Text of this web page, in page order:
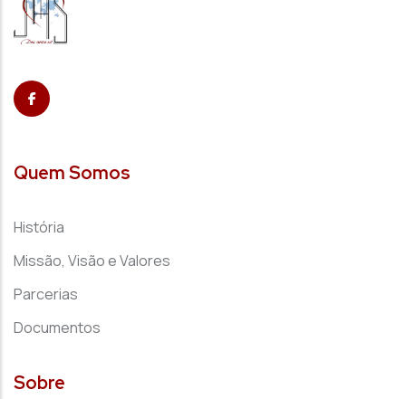
Quem Somos
História
Missão, Visão e Valores
Parcerias
Documentos
Sobre